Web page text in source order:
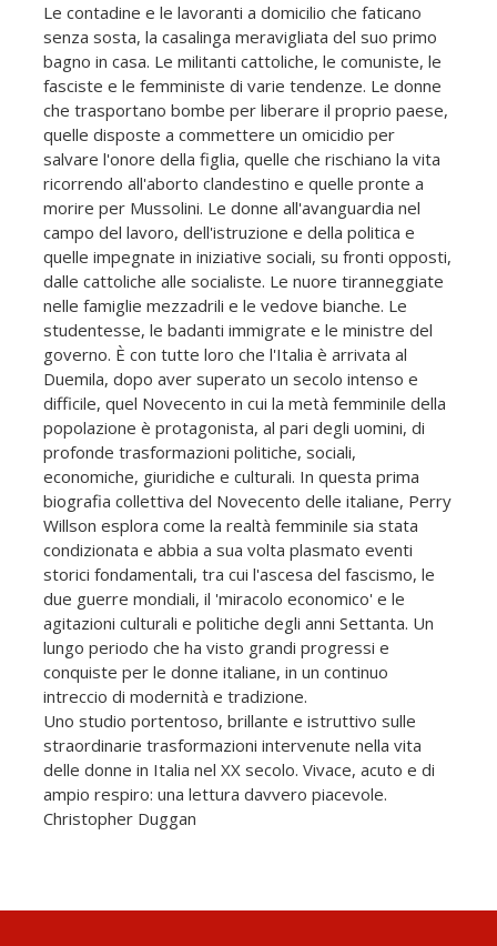
Le contadine e le lavoranti a domicilio che faticano
senza sosta, la casalinga meravigliata del suo primo
bagno in casa. Le militanti cattoliche, le comuniste, le
fasciste e le femministe di varie tendenze. Le donne
che trasportano bombe per liberare il proprio paese,
quelle disposte a commettere un omicidio per
salvare l'onore della figlia, quelle che rischiano la vita
ricorrendo all'aborto clandestino e quelle pronte a
morire per Mussolini. Le donne all'avanguardia nel
campo del lavoro, dell'istruzione e della politica e
quelle impegnate in iniziative sociali, su fronti opposti,
dalle cattoliche alle socialiste. Le nuore tiranneggiate
nelle famiglie mezzadrili e le vedove bianche. Le
studentesse, le badanti immigrate e le ministre del
governo. È con tutte loro che l'Italia è arrivata al
Duemila, dopo aver superato un secolo intenso e
difficile, quel Novecento in cui la metà femminile della
popolazione è protagonista, al pari degli uomini, di
profonde trasformazioni politiche, sociali,
economiche, giuridiche e culturali. In questa prima
biografia collettiva del Novecento delle italiane, Perry
Willson esplora come la realtà femminile sia stata
condizionata e abbia a sua volta plasmato eventi
storici fondamentali, tra cui l'ascesa del fascismo, le
due guerre mondiali, il 'miracolo economico' e le
agitazioni culturali e politiche degli anni Settanta. Un
lungo periodo che ha visto grandi progressi e
conquiste per le donne italiane, in un continuo
intreccio di modernità e tradizione.
Uno studio portentoso, brillante e istruttivo sulle
straordinarie trasformazioni intervenute nella vita
delle donne in Italia nel XX secolo. Vivace, acuto e di
ampio respiro: una lettura davvero piacevole.
Christopher Duggan